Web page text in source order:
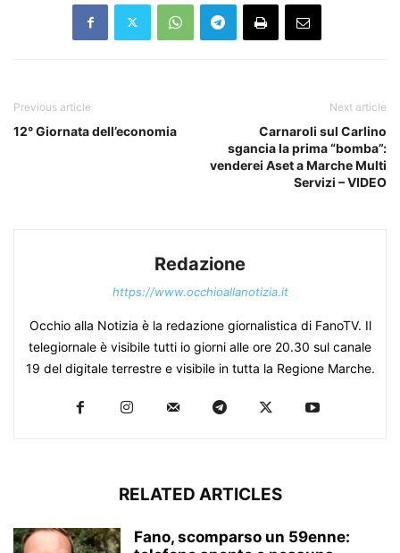
Previous article
12° Giornata dell’economia
Next article
Carnaroli sul Carlino
sgancia la prima “bomba”:
venderei Aset a Marche Multi
Servizi – VIDEO
Redazione
https://www.occhioallanotizia.it
Occhio alla Notizia è la redazione giornalistica di FanoTV. Il
telegiornale è visibile tutti io giorni alle ore 20.30 sul canale
19 del digitale terrestre e visibile in tutta la Regione Marche.
RELATED ARTICLES
Fano, scomparso un 59enne: